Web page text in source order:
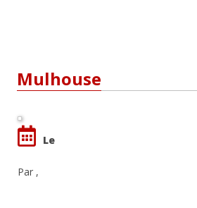
Mulhouse
Le
Par ,